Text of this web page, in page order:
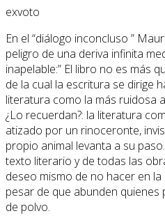
exvoto
En el “diálogo inconcluso ”
peligro de una deriva infinita
inapelable:” El libro no es más
de la cual la escritura se dirige
literatura como la más ruidosa
¿Lo recuerdan?: la literatura
atizado por un rinoceronte,
propio animal levanta a su
texto literario y de todas las
deseo mismo de no hacer en
pesar de que abunden
de polvo.